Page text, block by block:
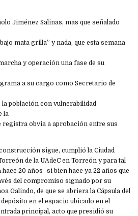
Jiménez Salinas, mas que señalado
mata grilla” y nada, que esta semana
y operación una fase de su
a su cargo como Secretario de
población con vulnerabilidad
la
registra obvia a aprobación entre sus
sigue, cumplió la Ciudad
de la UAdeC en Torreón y para tal
hace 20 años -si bien hace ya 22 años que
del compromiso signado por su
Galindo, de que se abriera la Cápsula del
en el espacio ubicado en el
principal, acto que presidió su